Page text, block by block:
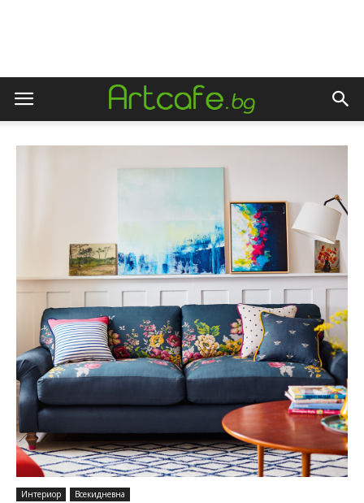
Интериор Всекидневна